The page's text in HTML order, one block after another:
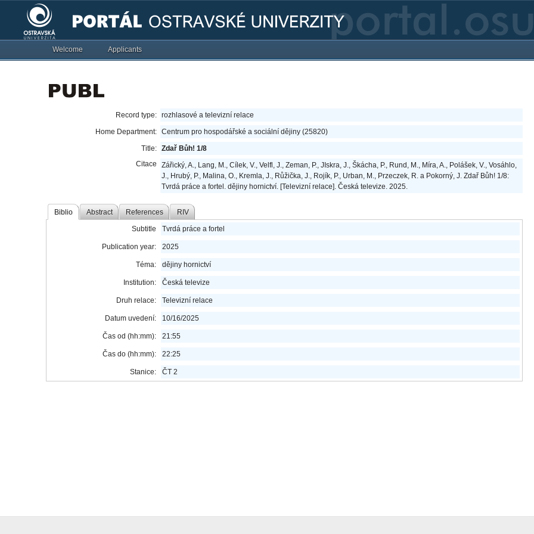
Welcome Applicants
Record type: rozhlasové a televizní relace
Home Department: Centrum pro hospodářské a sociální dějiny (25820)
Title: Zdař Bůh! 1/8
Citace
Zářický, A., Lang, M., Cílek, V., Velfl, J., Zeman, P., JIskra, J., Škácha, P., Rund, M., Míra, A., Polášek, V., Vosáhlo,
J., Hrubý, P., Malina, O., Kremla, J., Růžička, J., Rojík, P., Urban, M., Przeczek, R. a Pokorný, J. Zdař Bůh! 1/8:
Tvrdá práce a fortel. dějiny hornictví. [Televizní relace]. Česká televize. 2025.
Biblio Abstract References RIV
Subtitle Tvrdá práce a fortel
Publication year: 2025
Téma: dějiny hornictví
Institution: Česká televize
Druh relace: Televizní relace
Datum uvedení: 10/16/2025
Čas od (hh:mm): 21:55
Čas do (hh:mm): 22:25
Stanice: ČT 2